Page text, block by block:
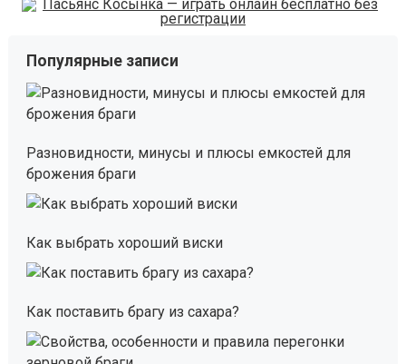
Популярные записи
Разновидности, минусы и плюсы емкостей для
брожения браги
Как выбрать хороший виски
Как поставить брагу из сахара?